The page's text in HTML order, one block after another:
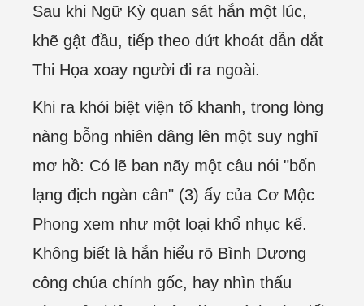
Sau khi Ngữ Kỳ quan sát hắn một lúc,
khẽ gật đầu, tiếp theo dứt khoát dẫn dắt
Thi Họa xoay người đi ra ngoài.
Khi ra khỏi biệt viện tố khanh, trong lòng
nàng bỗng nhiên dâng lên một suy nghĩ
mơ hồ: Có lẽ ban nãy một câu nói "bốn
lạng địch ngàn cân" (3) ấy của Cơ Mộc
Phong xem như một loại khổ nhục kế.
Không biết là hắn hiểu rõ Bình Dương
công chúa chính gốc, hay nhìn thấu